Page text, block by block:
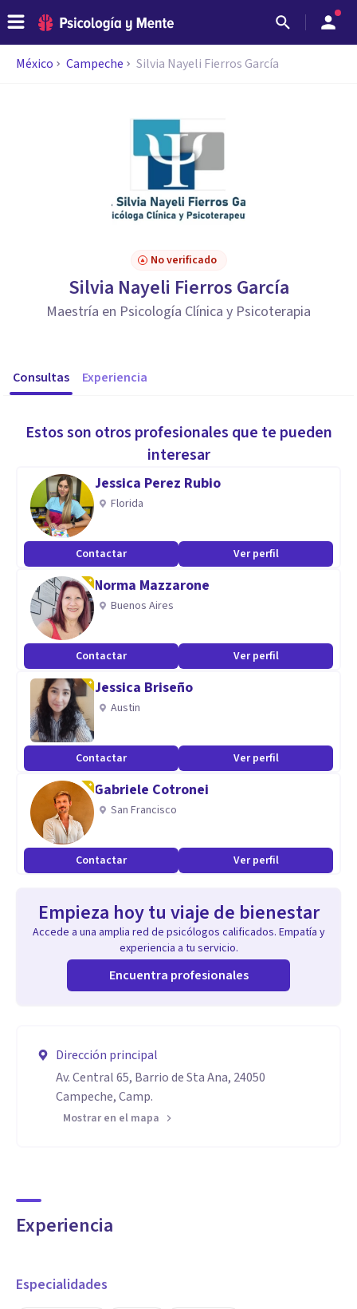
México Campeche Silvia Nayeli Fierros García
No verificado
Silvia Nayeli Fierros García
Maestría en Psicología Clínica y Psicoterapia
Consultas Experiencia
Estos son otros profesionales que te pueden
interesar
Jessica Perez Rubio
Florida
Contactar Ver perfil
Norma Mazzarone
Buenos Aires
Contactar Ver perfil
Jessica Briseño
Austin
Contactar Ver perfil
Gabriele Cotronei
San Francisco
Contactar Ver perfil
Empieza hoy tu viaje de bienestar
Accede a una amplia red de psicólogos calificados. Empatía y
experiencia a tu servicio.
Encuentra profesionales
Dirección principal
Av. Central 65, Barrio de Sta Ana, 24050
Campeche, Camp.
Mostrar en el mapa
Experiencia
Especialidades